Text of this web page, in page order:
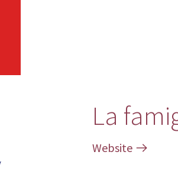
La
Website